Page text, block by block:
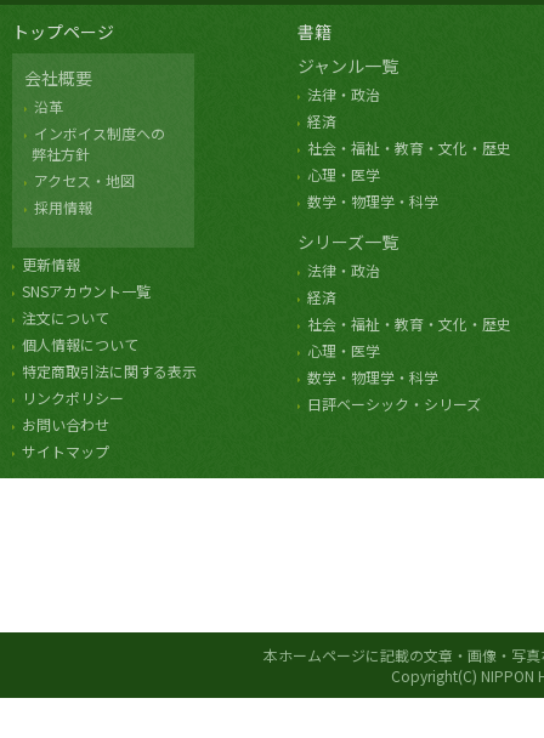
トップページ
会社概要
沿革
インボイス制度への
弊社方針
アクセス・地図
採用情報
更新情報
SNSアカウント一覧
注文について
個人情報について
特定商取引法に関する表示
リンクポリシー
お問い合わせ
サイトマップ
書籍
ジャンル一覧
法律・政治
経済
社会・福祉・教育・文化・歴史
心理・医学
数学・物理学・科学
シリーズ一覧
法律・政治
経済
社会・福祉・教育・文化・歴史
心理・医学
数学・物理学・科学
日評ベーシック・シリーズ
本ホームページに記載の文章・画像・写
Copyright(C) NIPPON